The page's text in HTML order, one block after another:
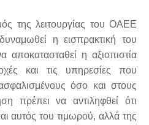
της λειτουργίας του ΟΑΕΕ
η εισπρακτική του
αποκατασταθεί η αξιοπιστία
και τις υπηρεσίες που
όσο και στους
πρέπει να αντιληφθεί ότι
αυτός του τιμωρού, αλλά της